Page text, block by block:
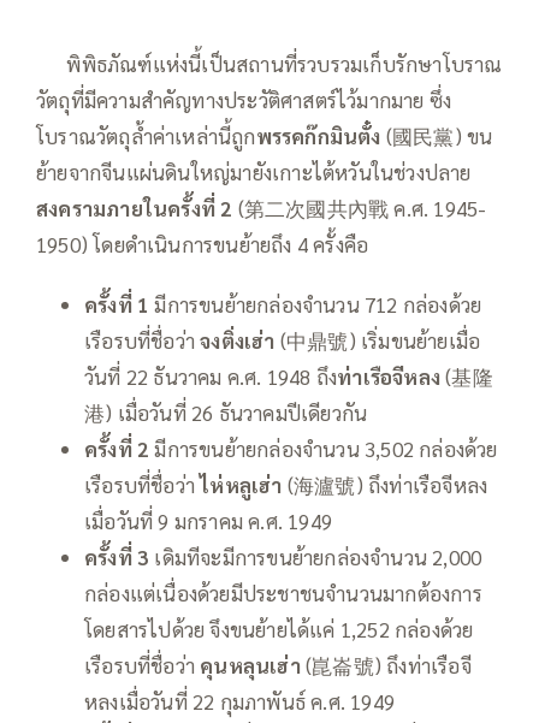
—–พิพิธภัณฑ์แห่งนี้เป็นสถานที่รวบรวมเก็บรักษาโบราณ
วัตถุที่มีความสำคัญทางประวัติศาสตร์ไว้มากมาย ซึ่ง
โบราณวัตถุล้ำค่าเหล่านี้ถูกพรรคก๊กมินตั๋ง (國民黨) ขน
ย้ายจากจีนแผ่นดินใหญ่มายังเกาะไต้หวันในช่วงปลาย
สงครามภายในครั้งที่ 2 (第二次國共內戰 ค.ศ. 1945-
1950) โดยดำเนินการขนย้ายถึง 4 ครั้งคือ
ครั้งที่ 1 มีการขนย้ายกล่องจำนวน 712 กล่องด้วย
เรือรบที่ชื่อว่าจงติ่งเฮ่า (中鼎號) เริ่มขนย้ายเมื่อ
วันที่ 22 ธันวาคม ค.ศ. 1948 ถึงท่าเรือจีหลง (基隆
港) เมื่อวันที่ 26 ธันวาคมปีเดียวกัน
ครั้งที่ 2 มีการขนย้ายกล่องจำนวน 3,502 กล่องด้วย
เรือรบที่ชื่อว่าไห่หลูเฮ่า (海瀘號) ถึงท่าเรือจีหลง
เมื่อวันที่ 9 มกราคม ค.ศ. 1949
ครั้งที่ 3 เดิมทีจะมีการขนย้ายกล่องจำนวน 2,000
กล่องแต่เนื่องด้วยมีประชาชนจำนวนมากต้องการ
โดยสารไปด้วย จึงขนย้ายได้แค่ 1,252 กล่องด้วย
เรือรบที่ชื่อว่า คุนหลุนเฮ่า (崑崙號) ถึงท่าเรือจี
หลงเมื่อวันที่ 22 กุมภาพันธ์ ค.ศ. 1949